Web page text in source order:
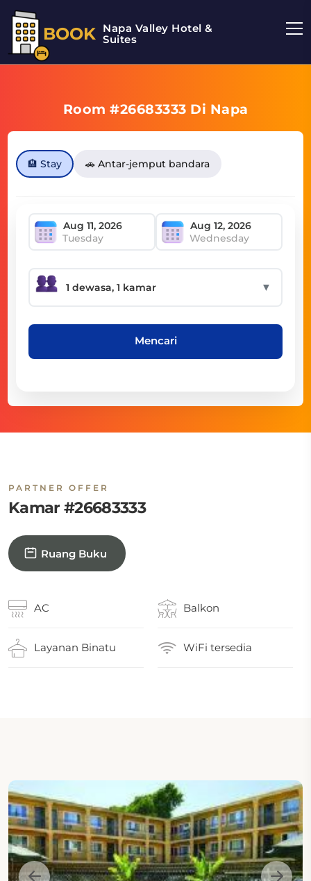
BOOK Napa Valley Hotel &
Suites
Room #26683333 Di Napa
🏨 Stay 🚗 Antar-jemput bandara
Tuesday Wednesday
▼
Mencari
PARTNER OFFER
Kamar #26683333
Ruang Buku
AC Balkon
Layanan Binatu WiFi tersedia